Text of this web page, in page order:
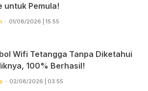
untuk Pemula!
01/08/2026 | 15:55
Wifi Tetangga Tanpa Diketahui
100% Berhasil!
02/08/2026 | 03:55